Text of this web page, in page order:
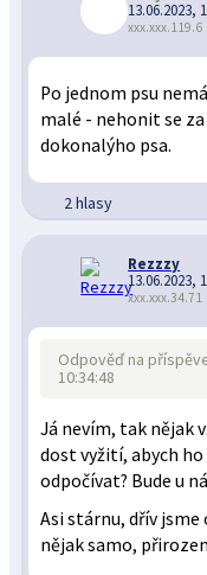
13.06.2023,
xxx.xxx.119.6
Po jednom psu
malé - nehonit se
dokonalýho psa.
2 hlasy
Rezzzy
13.06.2023,
xxx.xxx.34.71
Odpověď na
10:34:48
Já nevím, tak nějak
dost vyžití, abych
odpočívat? Bude u
Asi stárnu, dřív
nějak samo,